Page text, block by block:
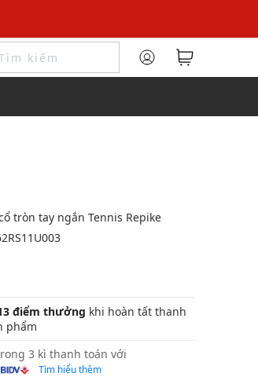
tròn tay ngắn Tennis Repike
điểm thưởng khi hoàn tất thanh
phẩm
3 kì thanh toán với
Tìm hiểu thêm